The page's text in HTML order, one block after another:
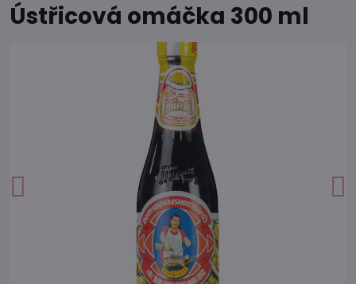
Ústřicová omáčka 300 ml